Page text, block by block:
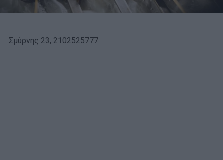
Σμύρνης 23, 2102525777